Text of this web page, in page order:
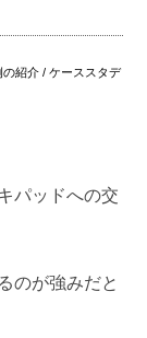
の紹介 / ケーススタデ
パッドへの交
のが強みだと